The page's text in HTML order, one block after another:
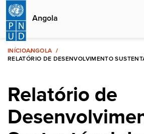
Passar
para
conteúdo
principal
Angola
INÍCIOANGOLA
RELATÓRIO DE DESENVOLVIMENTO
Relatório de